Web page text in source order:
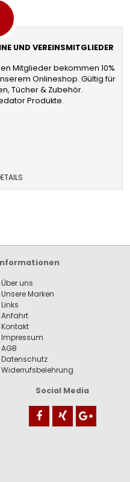
UND VEREINSMITGLIEDER
Mitglieder bekommen 10%
Onlineshop. Gültig für
Tücher & Zubehör.
Produkte.
Über uns
Unsere Marken
Links
Anfahrt
Kontakt
Impressum
AGB
Datenschutz
Widerrufsbelehrung
Social Media